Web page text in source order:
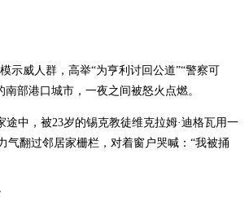
示威人群，高举“为亨利讨回公道”“警察可
部港口城市，一夜之间被怒火点燃。
中，被23岁的锡克教徒维克拉姆·迪格瓦用一
翻过邻居家栅栏，对着窗户哭喊：“我被捅